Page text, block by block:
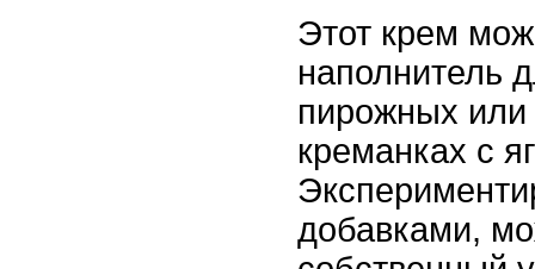
Этот крем
наполнитель
пирожных или
креманках с
добавками,